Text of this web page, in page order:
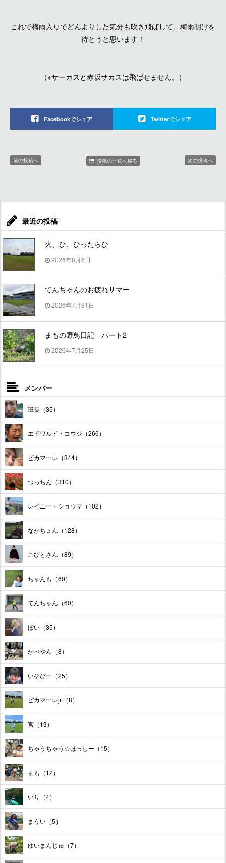
これで梅雨入りでどんよりした気分も吹き飛ばして、梅雨明けを
待とうと思います！
（※サーカスと赤坂サカスは飛ばせません。）
Facebookでシェア Twitterでシェア
前の投稿へ 投稿の一覧へ戻る 次の投稿へ
最近の投稿
火、ひ、ひったらひ
2026年8月6日
てんちゃんのお疲れサマー
2026年7月31日
まもの野鳥日記 パート2
2026年7月25日
メンバー
班長（35）
エドワルド・コウジ（266）
ピカマーレ（344）
つっちん（310）
レイニー・ショウマ（102）
なかちょん（128）
こびとさん（89）
ちゃんも（60）
てんちゃん（60）
ぼい（35）
かべやん（8）
いそぴー（25）
ピカマーレjr.（8）
宮（13）
ちゃうちゃう☆ほっしー（15）
まも（12）
いり（4）
まうい（5）
ゆいまんじゅ（7）